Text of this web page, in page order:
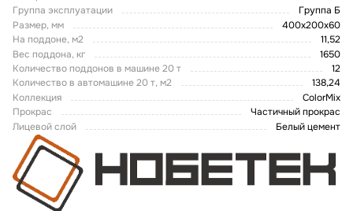
Группа эксплуатации
Группа Б
Размер, мм
400х200х60
На поддоне, м2
11,52
Вес поддона, кг
1650
Количество поддонов в машине 20 т
12
Количество в автомашине 20 т, м2
138,24
Коллекция
ColorMix
Прокрас
Частичный прокрас
Лицевой слой
Белый цемент